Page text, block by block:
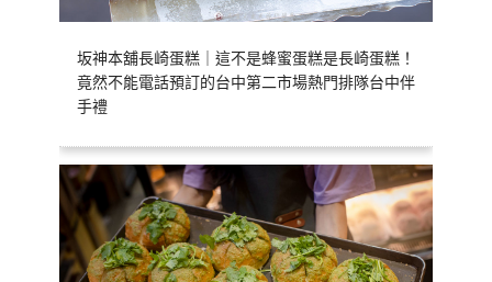
坂神本舖長崎蛋糕｜這不是蜂蜜蛋糕是長崎蛋糕！
竟然不能電話預訂的台中第二市場熱門排隊台中伴
手禮